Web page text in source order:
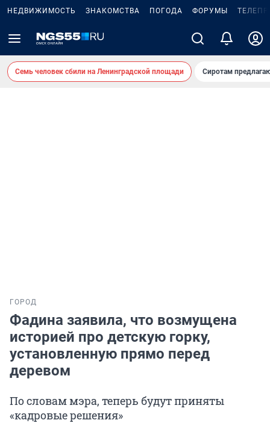
НЕДВИЖИМОСТЬ ЗНАКОМСТВА ПОГОДА ФОРУМЫ
Семь человек сбили на Ленинградской площади Сиротам
ГОРОД
Фадина заявила, что возмущена
историей про детскую горку,
установленную прямо перед
деревом
По словам мэра, теперь будут приняты
«кадровые решения»